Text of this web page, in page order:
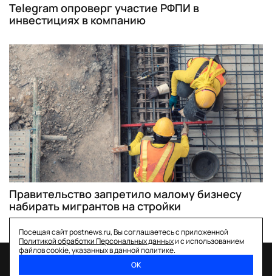
Telegram опроверг участие РФПИ в
инвестициях в компанию
Правительство запретило малому бизнесу
набирать мигрантов на стройки
Посещая сайт postnews.ru, Вы соглашаетесь с приложенной
Политикой обработки Персональных данныхи с использованием
файлов cookie, указанных в данной политике.
ОК